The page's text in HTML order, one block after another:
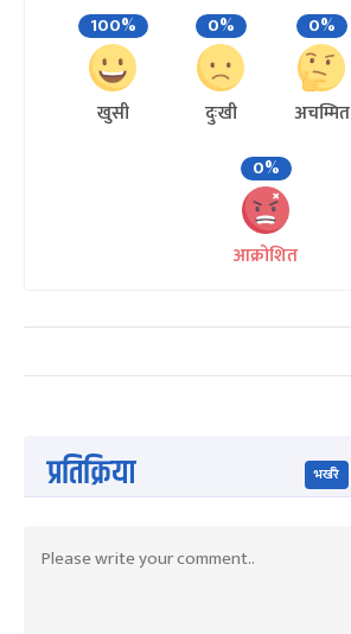
100%
खुसी
0%
दुःखी
0%
अचम्मित
0%
आक्रोशित
प्रतिक्रिया भर्खरै